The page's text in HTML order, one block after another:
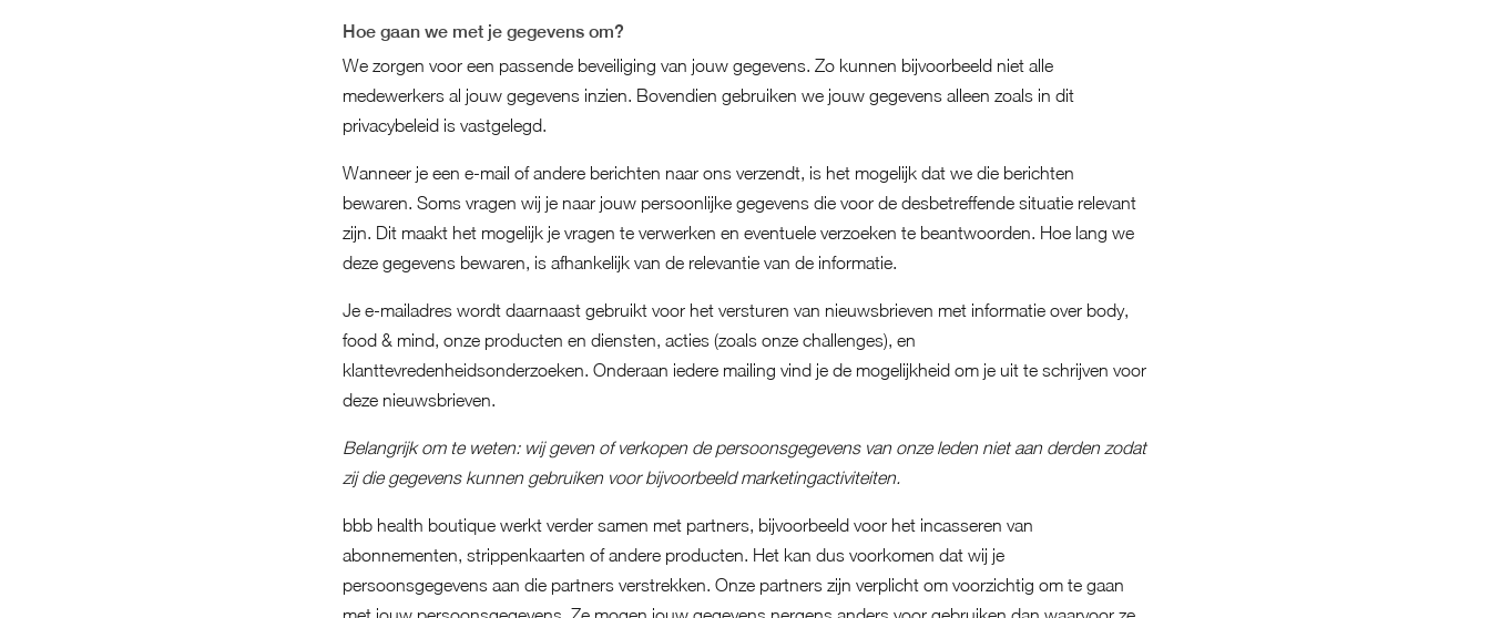
Hoe gaan we met je gegevens om?
We zorgen voor een passende beveiliging van jouw gegevens. Zo kunnen bijvoorbeeld niet alle
medewerkers al jouw gegevens inzien. Bovendien gebruiken we jouw gegevens alleen zoals in dit
privacybeleid is vastgelegd.
Wanneer je een e-mail of andere berichten naar ons verzendt, is het mogelijk dat we die berichten
bewaren. Soms vragen wij je naar jouw persoonlijke gegevens die voor de desbetreffende situatie relevant
zijn. Dit maakt het mogelijk je vragen te verwerken en eventuele verzoeken te beantwoorden. Hoe lang we
deze gegevens bewaren, is afhankelijk van de relevantie van de informatie.
Je e-mailadres wordt daarnaast gebruikt voor het versturen van nieuwsbrieven met informatie over body,
food & mind, onze producten en diensten, acties (zoals onze challenges), en
klanttevredenheidsonderzoeken. Onderaan iedere mailing vind je de mogelijkheid om je uit te schrijven voor
deze nieuwsbrieven.
Belangrijk om te weten: wij geven of verkopen de persoonsgegevens van onze leden niet aan derden zodat
zij die gegevens kunnen gebruiken voor bijvoorbeeld marketingactiviteiten.
bbb health boutique werkt verder samen met partners, bijvoorbeeld voor het incasseren van
abonnementen, strippenkaarten of andere producten. Het kan dus voorkomen dat wij je
persoonsgegevens aan die partners verstrekken. Onze partners zijn verplicht om voorzichtig om te gaan